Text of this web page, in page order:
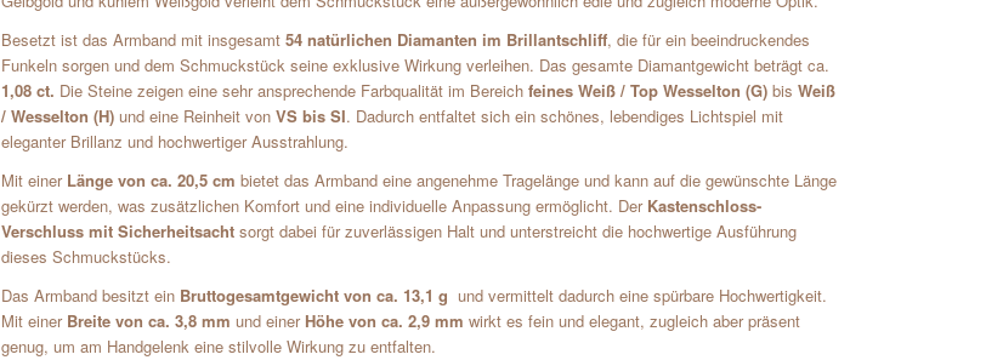
Besetzt ist das Armband mit insgesamt54 natürlichen Diamanten im Brillantschliff, die für ein beeindruckendes
Funkeln sorgen und dem Schmuckstück seine exklusive Wirkung verleihen. Das gesamte Diamantgewicht beträgt ca.
1,08 ct. Die Steine zeigen eine sehr ansprechende Farbqualität im Bereichfeines Weiß / Top Wesselton (G) bisWeiß
/ Wesselton (H) und eine Reinheit vonVS bis SI. Dadurch entfaltet sich ein schönes, lebendiges Lichtspiel mit
eleganter Brillanz und hochwertiger Ausstrahlung.
Mit einer Länge von ca. 20,5 cm bietet das Armband eine angenehme Tragelänge und kann auf die gewünschte Länge
gekürzt werden, was zusätzlichen Komfort und eine individuelle Anpassung ermöglicht. Der Kastenschloss-
Verschluss mit Sicherheitsacht sorgt dabei für zuverlässigen Halt und unterstreicht die hochwertige Ausführung
dieses Schmuckstücks.
Das Armband besitzt ein Bruttogesamtgewicht von ca. 13,1 g und vermittelt dadurch eine spürbare Hochwertigkeit.
Mit einer Breite von ca. 3,8 mm und einer Höhe von ca. 2,9 mm wirkt es fein und elegant, zugleich aber präsent
genug, um am Handgelenk eine stilvolle Wirkung zu entfalten.